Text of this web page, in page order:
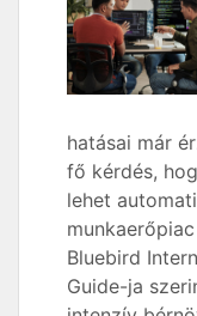
hatásai már
fő kérdés,
lehet
Bluebird
Guide-ja